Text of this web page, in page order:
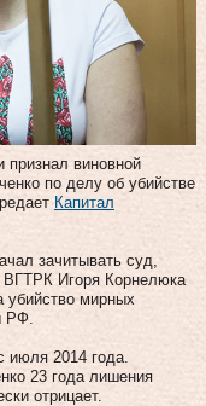
признал виновной
по делу об убийстве
Капитал
зачитывать суд,
ВГТРК Игоря Корнелюка
убийство мирных
РФ.
июля 2014 года.
23 года лишения
отрицает.